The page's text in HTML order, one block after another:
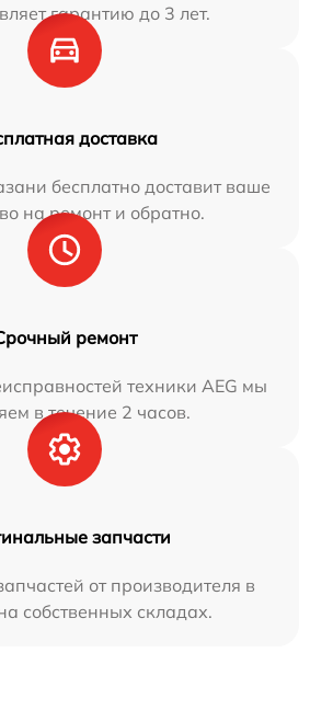
гарантию до 3 лет.
доставка
бесплатно доставит ваше
на ремонт и обратно.
ремонт
техники AEG мы
в течение 2 часов.
запчасти
от производителя в
собственных складах.